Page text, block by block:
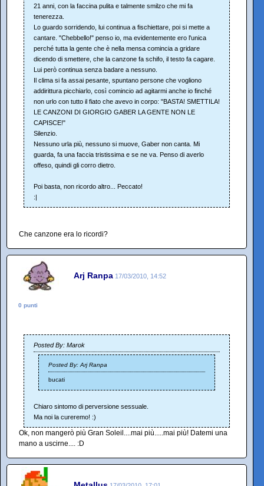
21 anni, con la faccina pulita e talmente smilzo che mi fa
tenerezza.
Lo guardo sorridendo, lui continua a fischiettare, poi si mette a
cantare. "Chebbello!" penso io, ma evidentemente ero l'unica
perché tutta la gente che è nella mensa comincia a gridare
dicendo di smettere, che la canzone fa schifo, il testo fa cagare.
Lui però continua senza badare a nessuno.
Il clima si fa assai pesante, spuntano persone che vogliono
addirittura picchiarlo, così comincio ad agitarmi anche io finché
non urlo con tutto il fiato che avevo in corpo: "BASTA! SMETTILA!
LE CANZONI DI GIORGIO GABER LA GENTE NON LE
CAPISCE!"
Silenzio.
Nessuno urla più, nessuno si muove, Gaber non canta. Mi
guarda, fa una faccia tristissima e se ne va. Penso di averlo
offeso, quindi gli corro dietro.
Poi basta, non ricordo altro... Peccato!
:|
Che canzone era lo ricordi?
Arj Ranpa 17/03/2010, 14:52
0 punti
Posted By: Marok
Posted By: Arj Ranpa
bucati
Chiaro sintomo di perversione sessuale.
Ma noi la cureremo! :)
Ok, non mangerò più Gran Soleil....mai più.....mai più! Datemi una
mano a uscirne.... :D